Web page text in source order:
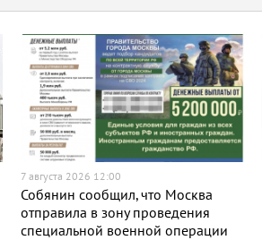
7 августа 2026 12:00
Собянин сообщил, что Москва
отправила в зону проведения
специальной военной операции